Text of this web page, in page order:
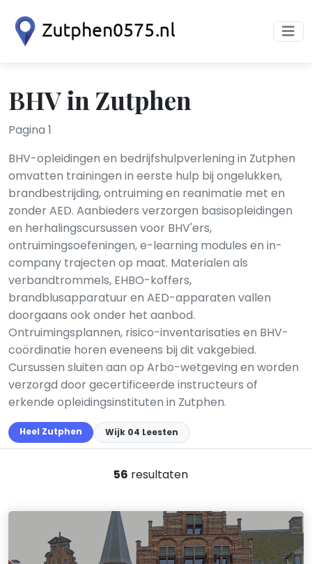
BHV in Zutphen
Pagina 1
BHV-opleidingen en bedrijfshulpverlening in Zutphen
omvatten trainingen in eerste hulp bij ongelukken,
brandbestrijding, ontruiming en reanimatie met en
zonder AED. Aanbieders verzorgen basisopleidingen
en herhalingscursussen voor BHV'ers,
ontruimingsoefeningen, e-learning modules en in-
company trajecten op maat. Materialen als
verbandtrommels, EHBO-koffers,
brandblusapparatuur en AED-apparaten vallen
doorgaans ook onder het aanbod.
Ontruimingsplannen, risico-inventarisaties en BHV-
coördinatie horen eveneens bij dit vakgebied.
Cursussen sluiten aan op Arbo-wetgeving en worden
verzorgd door gecertificeerde instructeurs of
erkende opleidingsinstituten in Zutphen.
Heel Zutphen Wijk 04 Leesten
56 resultaten